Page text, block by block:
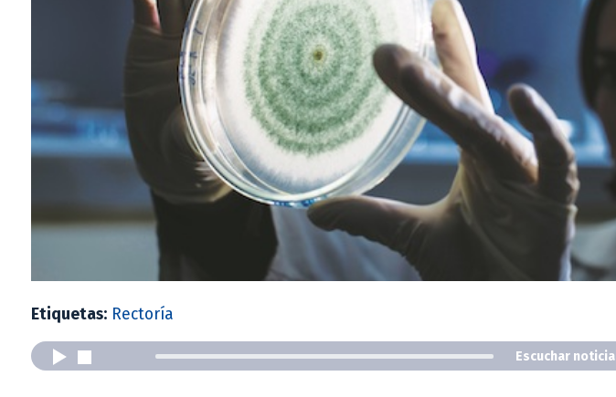
Etiquetas: Rectoría
Escuchar noticia